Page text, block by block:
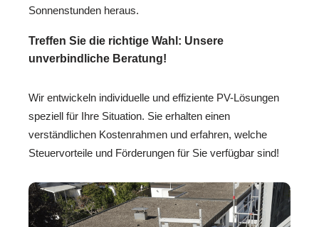
Sonnenstunden heraus.
Treffen Sie die richtige Wahl: Unsere
unverbindliche Beratung!
Wir entwickeln individuelle und effiziente PV-Lösungen
speziell für Ihre Situation. Sie erhalten einen
verständlichen Kostenrahmen und erfahren, welche
Steuervorteile und Förderungen für Sie verfügbar sind!